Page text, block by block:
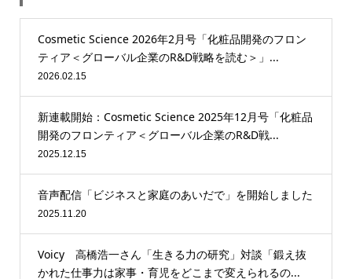
Cosmetic Science 2026年2月号「化粧品開発のフロン
ティア＜グローバル企業のR&D戦略を読む＞」...
2026.02.15
新連載開始：Cosmetic Science 2025年12月号「化粧品
開発のフロンティア＜グローバル企業のR&D戦...
2025.12.15
音声配信「ビジネスと家庭のあいだで」を開始しました
2025.11.20
Voicy 高橋浩一さん「生きる力の研究」対談「鍛え抜
かれた仕事力は家事・育児をどこまで変えられるの...